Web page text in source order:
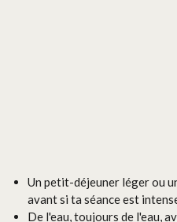
Un petit-déjeuner léger ou
avant si ta séance est
De l'eau, toujours de l'eau,